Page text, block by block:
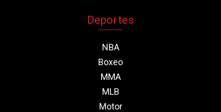
Deportes
NBA
Boxeo
MMA
MLB
Motor